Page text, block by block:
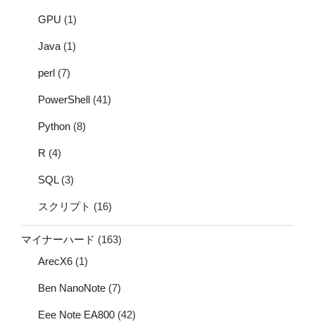
GPU (1)
Java (1)
perl (7)
PowerShell (41)
Python (8)
R (4)
SQL(3)
スクリプト (16)
マイナーハード (163)
ArecX6 (1)
Ben NanoNote (7)
Eee Note EA800 (42)